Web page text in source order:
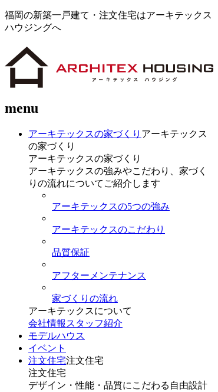
福岡の新築一戸建て・注文住宅はアーキテックス
ハウジングへ
menu
アーキテックスの家づくり アーキテックス
の家づくり
アーキテックスの家づくり
アーキテックスの強みやこだわり、家づく
りの流れについてご紹介します
アーキテックスの5つの強み
アーキテックスのこだわり
品質保証
アフターメンテナンス
家づくりの流れ
アーキテックスについて
会社情報 スタッフ紹介
モデルハウス
イベント
注文住宅注文住宅
注文住宅
デザイン・性能・品質にこだわる自由設計